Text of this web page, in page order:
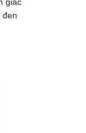
giác
đen